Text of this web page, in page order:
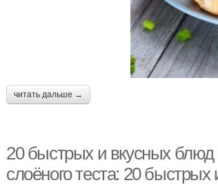
читать дальше →
20 быстрых и вкусных блюд
слоёного теста: 20